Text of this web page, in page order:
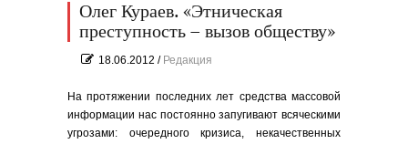
Олег Кураев. «Этническая
преступность – вызов обществу»
18.06.2012 / Редакция
На протяжении последних лет средства массовой
информации нас постоянно запугивают всяческими
угрозами: очередного кризиса, некачественных